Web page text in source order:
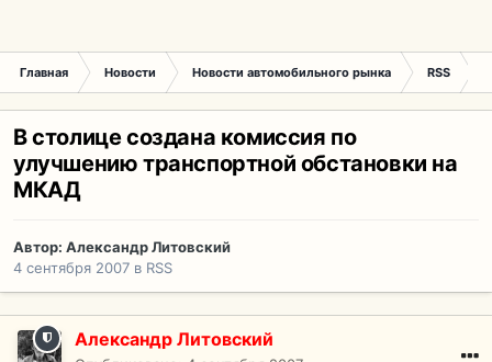
Главная Новости Новости автомобильного рынка RSS
В столице создана комиссия по
улучшению транспортной обстановки на
МКАД
Автор: Александр Литовский
4 сентября 2007 в RSS
Александр Литовский